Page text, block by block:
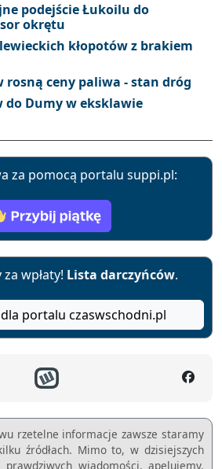
podejście Łukoilu do
okrętu
kłopotów z brakiem
rosną ceny paliwa - stan dróg
do Dumy w eksklawie
za pomocą portalu suppi.pl:
wpłaty! Lista darczyńców.
portalu czaswschodni.pl
rzetelne informacje zawsze staramy
źródłach. Mimo to, w dzisiejszych
wiadomości, apelujemy,